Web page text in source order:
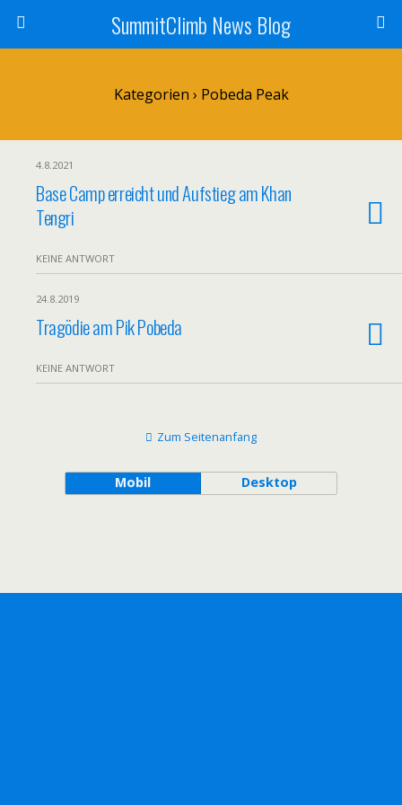
SummitClimb News Blog
Kategorien › Pobeda Peak
4.8.2021
Base Camp erreicht und Aufstieg am Khan
Tengri
KEINE ANTWORT
24.8.2019
Tragödie am Pik Pobeda
KEINE ANTWORT
Zum Seitenanfang
Mobil Desktop